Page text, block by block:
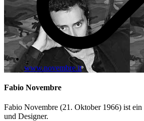
www.novembre.it
Fabio Novembre
Fabio Novembre (21. Oktober 1966) ist
und Designer.